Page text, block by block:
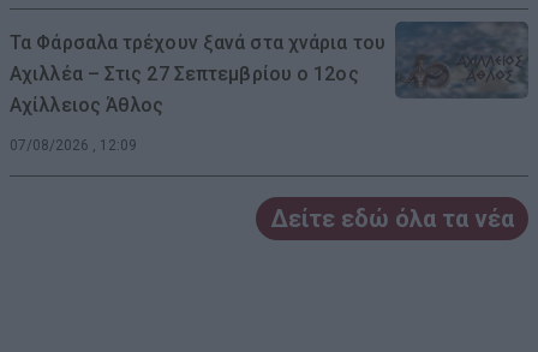
Τα Φάρσαλα τρέχουν ξανά στα χνάρια του
Αχιλλέα – Στις 27 Σεπτεμβρίου ο 12ος
Αχίλλειος Άθλος
07/08/2026 , 12:09
Δείτε εδώ όλα τα νέα